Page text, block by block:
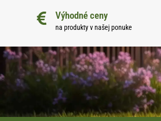
Výhodné ceny
na produkty v našej ponuke